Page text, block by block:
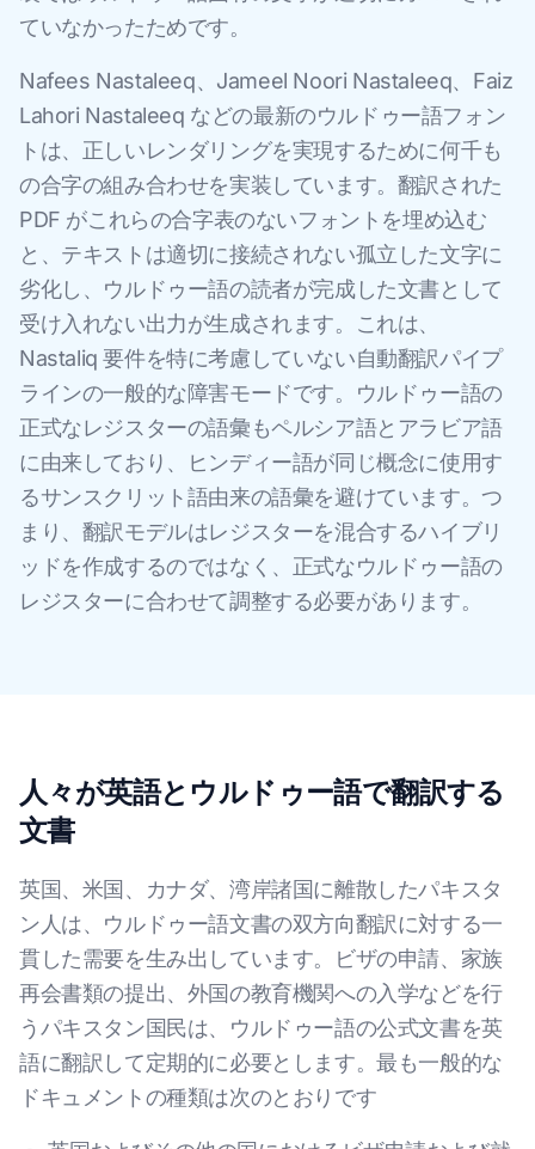
ていなかったためです。
Nafees Nastaleeq、Jameel Noori Nastaleeq、Faiz
Lahori Nastaleeq などの最新のウルドゥー語フォン
トは、正しいレンダリングを実現するために何千も
の合字の組み合わせを実装しています。翻訳された
PDF がこれらの合字表のないフォントを埋め込む
と、テキストは適切に接続されない孤立した文字に
劣化し、ウルドゥー語の読者が完成した文書として
受け入れない出力が生成されます。これは、
Nastaliq 要件を特に考慮していない自動翻訳パイプ
ラインの一般的な障害モードです。ウルドゥー語の
正式なレジスターの語彙もペルシア語とアラビア語
に由来しており、ヒンディー語が同じ概念に使用す
るサンスクリット語由来の語彙を避けています。つ
まり、翻訳モデルはレジスターを混合するハイブリ
ッドを作成するのではなく、正式なウルドゥー語の
レジスターに合わせて調整する必要があります。
人々が英語とウルドゥー語で翻訳する
文書
英国、米国、カナダ、湾岸諸国に離散したパキスタ
ン人は、ウルドゥー語文書の双方向翻訳に対する一
貫した需要を生み出しています。ビザの申請、家族
再会書類の提出、外国の教育機関への入学などを行
うパキスタン国民は、ウルドゥー語の公式文書を英
語に翻訳して定期的に必要とします。最も一般的な
ドキュメントの種類は次のとおりです